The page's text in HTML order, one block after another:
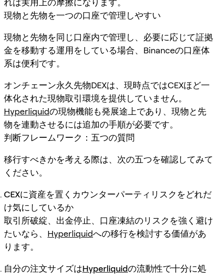
れは実用上の摩擦になります。
現物と先物を一つの口座で管理しやすい
現物と先物を同じ口座内で管理し、必要に応じて証拠
金を移動する運用をしている場合、Binanceの口座体
系は便利です。
オンチェーン永久先物DEXは、現時点ではCEXほど一
体化された現物取引環境を提供していません。
Hyperliquidの現物機能も発展途上であり、現物と先
物を連動させるには追加の手順が必要です。
判断フレームワーク：五つの質問
移行すべきかを考える際は、次の五つを確認してみて
ください。
CEXに資産を置くカウンターパーティリスクをどれだ
け気にしているか
取引所破綻、出金停止、口座凍結のリスクを強く避け
たいなら、 Hyperliquidへの移行を検討する価値があ
ります。
自分の注文サイズはHyperliquidの流動性で十分に処